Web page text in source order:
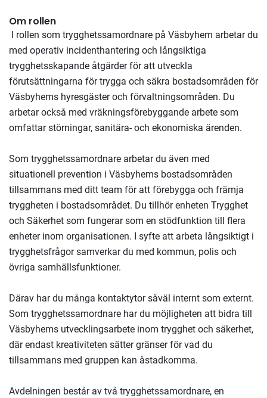
Om rollen
I rollen som trygghetssamordnare på Väsbyhem arbetar du
med operativ incidenthantering och långsiktiga
trygghetsskapande åtgärder för att utveckla
förutsättningarna för trygga och säkra bostadsområden för
Väsbyhems hyresgäster och förvaltningsområden. Du
arbetar också med vräkningsförebyggande arbete som
omfattar störningar, sanitära- och ekonomiska ärenden.
Som trygghetssamordnare arbetar du även med
situationell prevention i Väsbyhems bostadsområden
tillsammans med ditt team för att förebygga och främja
tryggheten i bostadsområdet. Du tillhör enheten Trygghet
och Säkerhet som fungerar som en stödfunktion till flera
enheter inom organisationen. I syfte att arbeta långsiktigt i
trygghetsfrågor samverkar du med kommun, polis och
övriga samhällsfunktioner.
Därav har du många kontaktytor såväl internt som externt.
Som trygghetssamordnare har du möjligheten att bidra till
Väsbyhems utvecklingsarbete inom trygghet och säkerhet,
där endast kreativiteten sätter gränser för vad du
tillsammans med gruppen kan åstadkomma.
Avdelningen består av två trygghetssamordnare, en